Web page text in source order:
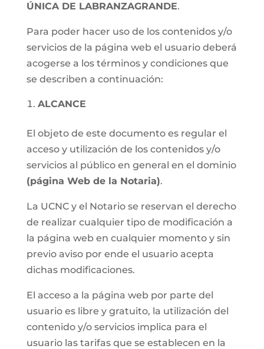
ÚNICA DE LABRANZAGRANDE.
Para poder hacer uso de los contenidos y/o
servicios de la página web el usuario deberá
acogerse a los términos y condiciones que
se describen a continuación:
ALCANCE
El objeto de este documento es regular el
acceso y utilización de los contenidos y/o
servicios al público en general en el dominio
(página Web de la Notaria).
La UCNC y el Notario se reservan el derecho
de realizar cualquier tipo de modificación a
la página web en cualquier momento y sin
previo aviso por ende el usuario acepta
dichas modificaciones.
El acceso a la página web por parte del
usuario es libre y gratuito, la utilización del
contenido y/o servicios implica para el
usuario las tarifas que se establecen en la